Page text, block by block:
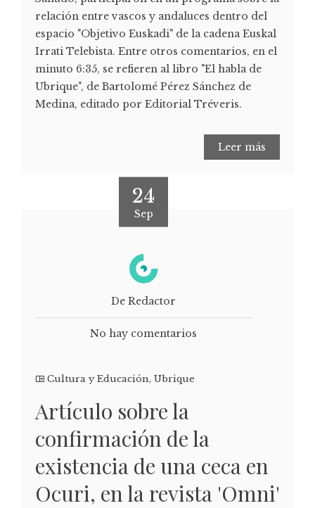
relación entre vascos y andaluces dentro del
espacio "Objetivo Euskadi" de la cadena Euskal
Irrati Telebista. Entre otros comentarios, en el
minuto 6:35, se refieren al libro "El habla de
Ubrique", de Bartolomé Pérez Sánchez de
Medina, editado por Editorial Tréveris.
Leer más
24
Sep
De Redactor
No hay comentarios
Cultura y Educación, Ubrique
Artículo sobre la
confirmación de la
existencia de una ceca en
Ocuri, en la revista 'Omni'